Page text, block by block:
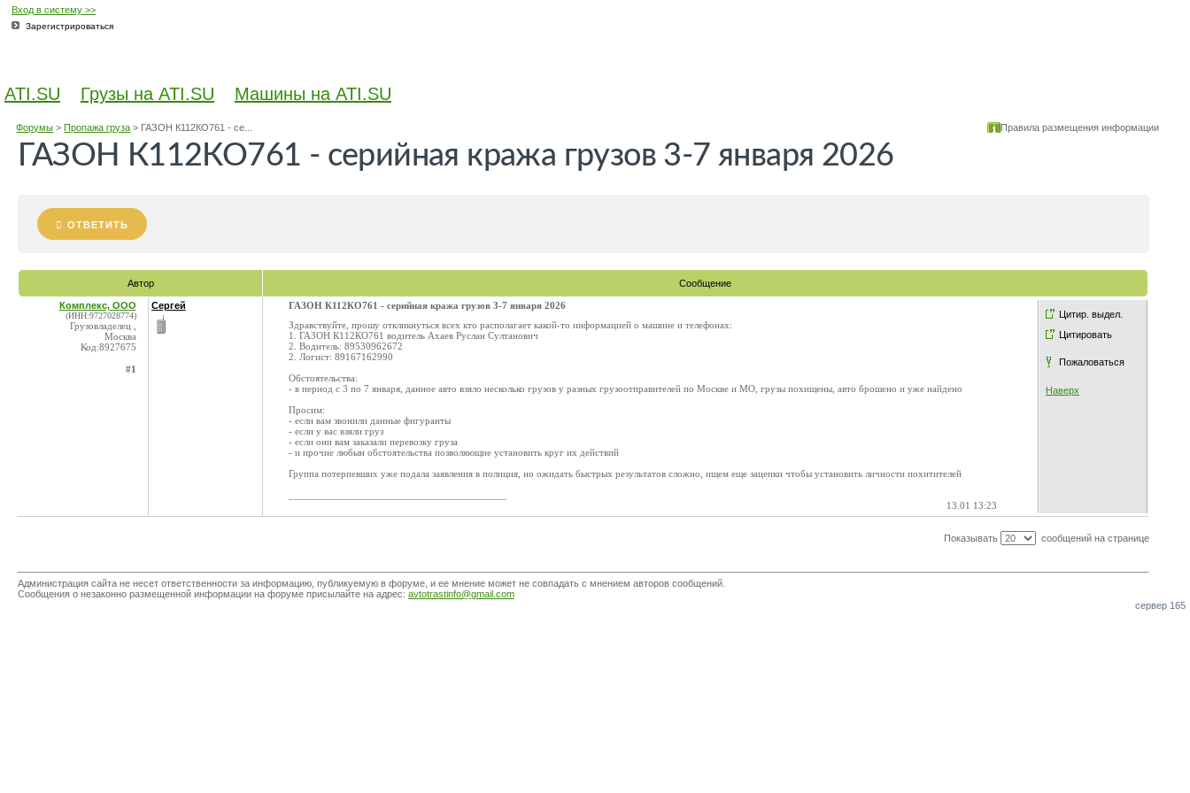
Вход в систему >>
Зарегистрироваться
ATI.SU Грузы на ATI.SU Машины на ATI.SU
Форумы >Пропажа груза > ГАЗОН К112КО761 - се... Правила размещения информации
ГАЗОН К112КО761 - серийная кража грузов 3-7 января 2026
ОТВЕТИТЬ
Автор Сообщение
Цитир. выдел.
Цитировать
Пожаловаться
Наверх
Комплекс, ООО
(ИНН:9727028774)
Грузовладелец ,
Москва
Код:8927675
#1
Сергей
ГАЗОН К112КО761 - серийная кража грузов 3-7 января 2026
Здравствуйте, прошу откликнуться всех кто располагает какой-то информацией о машине и телефонах:
1. ГАЗОН К112КО761 водитель Ахаев Руслан Султанович
2. Водитель: 89530962672
2. Логист: 89167162990
Обстоятельства:
- в период с 3 по 7 января, данное авто взяло несколько грузов у разных грузоотправителей по Москве и МО, грузы похищены, авто брошено и уже найдено
Просим:
- если вам звонили данные фигуранты
- если у вас взяли груз
- если они вам заказали перевозку груза
- и прочие любын обстоятельства позволяющие установить круг их действий
Группа потерпевших уже подала заявления в полиция, но ожидать быстрых результатов сложно, ищем еще зацепки чтобы установить личности похитителей
13.01 13:23
Показывать сообщений на странице
Администрация сайта не несет ответственности за информацию, публикуемую в форуме, и ее мнение может не совпадать с мнением авторов сообщений.
Сообщения о незаконно размещенной информации на форуме присылайте на адрес: avtotrastinfo@gmail.com
сервер 165